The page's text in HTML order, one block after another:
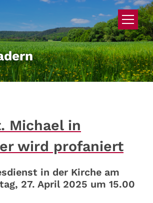
Michael in
wird profaniert
in der Kirche am
27. April 2025 um 15.00